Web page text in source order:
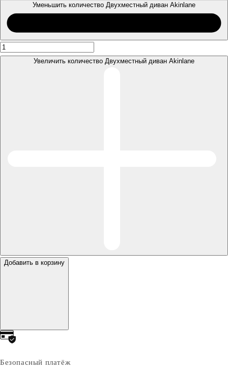
Уменьшить количество Двухместный диван Akinlane
Увеличить количество Двухместный диван Akinlane
Добавить в корзину
Безопасный платёж